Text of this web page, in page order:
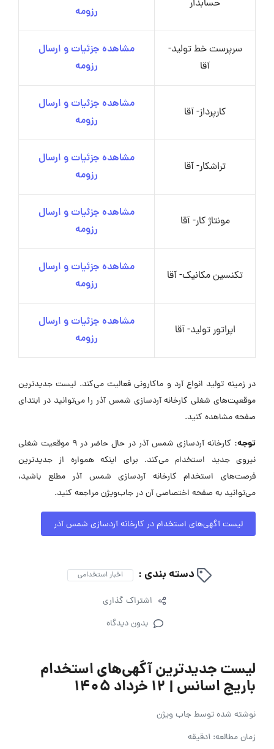
حسابدار
رزومه
سرپرست خط تولید-
آقا
مشاهده جزئیات و ارسال
رزومه
کارپرداز- آقا
مشاهده جزئیات و ارسال
رزومه
تراشکار- آقا
مشاهده جزئیات و ارسال
رزومه
مونتاژ کار- آقا
مشاهده جزئیات و ارسال
رزومه
تکنسین مکانیک- آقا
مشاهده جزئیات و ارسال
رزومه
اپراتور تولید- آقا
مشاهده جزئیات و ارسال
رزومه
در زمینه تولید انواع آرد و ماکارونی فعالیت می‌کند. لیست جدیدترین
موقعیت‌های شغلی کارخانه آردسازی شمس آذر را می‌توانید در ابتدای
صفحه مشاهده کنید.
توجه:
کارخانه آردسازی شمس آذر در حال حاضر در ۹ موقعیت شغلی
نیروی جدید استخدام می‌کند. برای اینکه همواره از جدیدترین
فرصت‌های استخدام کارخانه آردسازی شمس آذر مطلع باشید،
می‌توانید به صفحه اختصاصی آن در جاب‌ویژن مراجعه کنید.
لیست آگهی‌های استخدام در کارخانه آردسازی شمس آذر
دسته بندی : اخبار استخدامی
اشتراک گذاری
بدون دیدگاه
لیست جدیدترین آگهی‌های استخدام
باریج اسانس | ۱۲ خرداد ۱۴۰۵
نوشته شده توسطجاب ویژن
زمان مطالعه: 1دقیقه